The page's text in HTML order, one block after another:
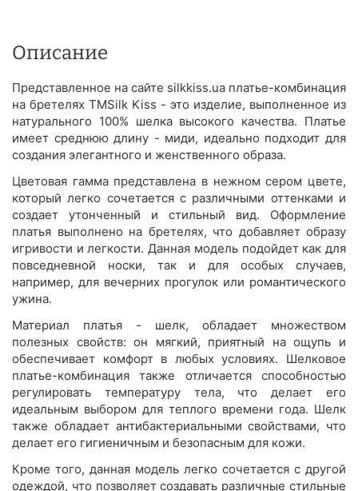
Описание
Представленное на сайте silkkiss.ua платье-комбинация
на бретелях TMSilk Kiss - это изделие, выполненное из
натурального 100% шелка высокого качества. Платье
имеет среднюю длину - миди, идеально подходит для
создания элегантного и женственного образа.
Цветовая гамма представлена в нежном сером цвете,
который легко сочетается с различными оттенками и
создает утонченный и стильный вид. Оформление
платья выполнено на бретелях, что добавляет образу
игривости и легкости. Данная модель подойдет как для
повседневной носки, так и для особых случаев,
например, для вечерних прогулок или романтического
ужина.
Материал платья - шелк, обладает множеством
полезных свойств: он мягкий, приятный на ощупь и
обеспечивает комфорт в любых условиях. Шелковое
платье-комбинация также отличается способностью
регулировать температуру тела, что делает его
идеальным выбором для теплого времени года. Шелк
также обладает антибактериальными свойствами, что
делает его гигиеничным и безопасным для кожи.
Кроме того, данная модель легко сочетается с другой
одеждой, что позволяет создавать различные стильные